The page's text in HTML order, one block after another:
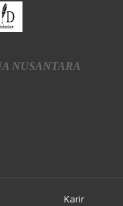
NUSANTARA
Karir